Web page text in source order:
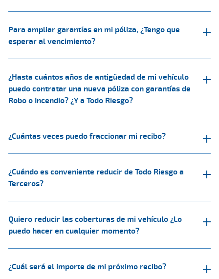
Para ampliar garantías en mi póliza, ¿Tengo que
esperar al vencimiento?
¿Hasta cuántos años de antigüedad de mi vehículo
puedo contratar una nueva póliza con garantías de
Robo o Incendio? ¿Y a Todo Riesgo?
¿Cuántas veces puedo fraccionar mi recibo?
¿Cuándo es conveniente reducir de Todo Riesgo a
Terceros?
Quiero reducir las coberturas de mi vehículo ¿Lo
puedo hacer en cualquier momento?
¿Cuál será el importe de mi próximo recibo?